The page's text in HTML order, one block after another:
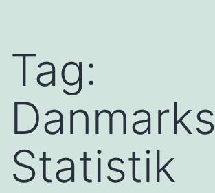
Tag:
Danmarks
Statistik